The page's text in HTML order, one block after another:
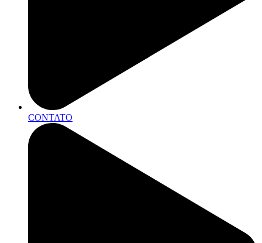
CONTATO